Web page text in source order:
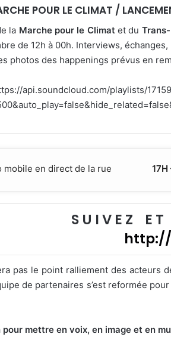
POUR LE CLIMAT /
la Marche pour le Climat et du
de 12h à 00h. Interviews,
photos des happenings prévus en
api.soundcloud.com/playlists/
mobile en direct de la rue 17H
S U I V E Z E
pas le point ralliement des acteurs
de partenaires s’est reformée
mettre en voix, en image et en